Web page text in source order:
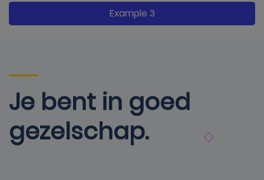
Example 3
Je bent in goed
gezelschap.